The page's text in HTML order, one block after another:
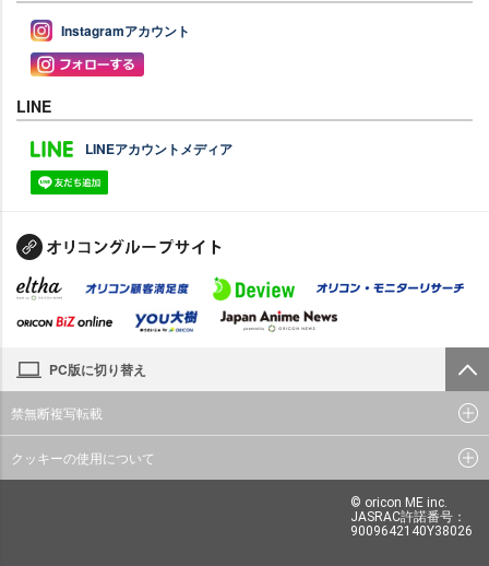
Instagramアカウント
LINE
LINEアカウントメディア
PC版に切り替え
禁無断複写転載
クッキーの使用について
© oricon ME inc.
JASRAC許諾番号：
9009642140Y38026